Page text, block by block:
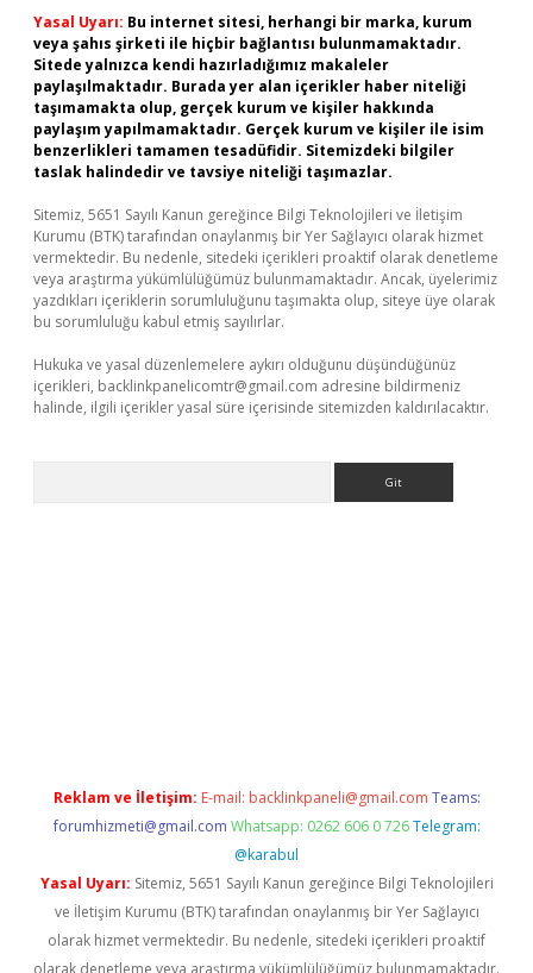
Yasal Uyarı: Bu internet sitesi, herhangi bir marka, kurum
veya şahıs şirketi ile hiçbir bağlantısı bulunmamaktadır.
Sitede yalnızca kendi hazırladığımız makaleler
paylaşılmaktadır. Burada yer alan içerikler haber niteliği
taşımamakta olup, gerçek kurum ve kişiler hakkında
paylaşım yapılmamaktadır. Gerçek kurum ve kişiler ile isim
benzerlikleri tamamen tesadüfidir. Sitemizdeki bilgiler
taslak halindedir ve tavsiye niteliği taşımazlar.
Sitemiz, 5651 Sayılı Kanun gereğince Bilgi Teknolojileri ve İletişim
Kurumu (BTK) tarafından onaylanmış bir Yer Sağlayıcı olarak hizmet
vermektedir. Bu nedenle, sitedeki içerikleri proaktif olarak denetleme
veya araştırma yükümlülüğümüz bulunmamaktadır. Ancak, üyelerimiz
yazdıkları içeriklerin sorumluluğunu taşımakta olup, siteye üye olarak
bu sorumluluğu kabul etmiş sayılırlar.
Hukuka ve yasal düzenlemelere aykırı olduğunu düşündüğünüz
içerikleri, backlinkpanelicomtr@gmail.com adresine bildirmeniz
halinde, ilgili içerikler yasal süre içerisinde sitemizden kaldırılacaktır.
Reklam ve İletişim: E-mail: backlinkpaneli@gmail.com Teams:
forumhizmeti@gmail.com Whatsapp: 0262 606 0 726 Telegram:
@karabul
Yasal Uyarı: Sitemiz, 5651 Sayılı Kanun gereğince Bilgi Teknolojileri
ve İletişim Kurumu (BTK) tarafından onaylanmış bir Yer Sağlayıcı
olarak hizmet vermektedir. Bu nedenle, sitedeki içerikleri proaktif
olarak denetleme veya araştırma yükümlülüğümüz bulunmamaktadır.